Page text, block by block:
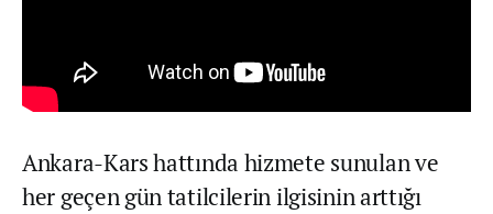
Ankara-Kars hattında hizmete sunulan ve
her geçen gün tatilcilerin ilgisinin arttığı